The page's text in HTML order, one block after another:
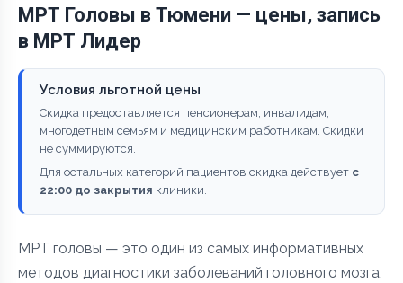
МРТ Головы в Тюмени — цены, запись
в МРТ Лидер
Условия льготной цены
Скидка предоставляется пенсионерам, инвалидам,
многодетным семьям и медицинским работникам. Скидки
не суммируются.
Для остальных категорий пациентов скидка действует с
22:00 до закрытия клиники.
МРТ головы — это один из самых информативных
методов диагностики заболеваний головного мозга,